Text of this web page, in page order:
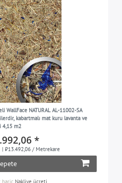
WallFace NATURAL AL-11002-SA
kabartmalı mat kuru lavanta ve
4,15 m2
*
| ₺13.492,06 / Metrekare
hariç Nakliye ücreti